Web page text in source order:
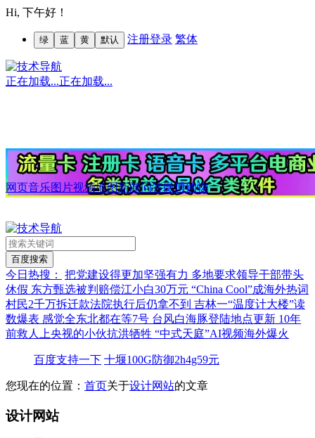
Hi, 下午好！
绿 蓝 黄 默认 注册登录 繁体
正在加载...正在加载...
网页音乐图片视频地图新闻问答微博购物
今日热搜： 把党建设得更加坚强有力 多地要求领导干部带头
休假 东方甄选被判赔偿江小白30万元 “China Cool”成海外热词
村民2千万拆迁款法院执行后仍拿不到 吉林一“温度计大楼”读
数爆表 感觉全东北都在等7号 台风白海豚登陆地点更新 10年
前救人上央视的小伙抗洪牺牲 “中式天庭”AI视频海外爆火
百度支持一下 十堰100G防御2h4g59元
您现在的位置： 首页关于设计网站的文章
设计网站